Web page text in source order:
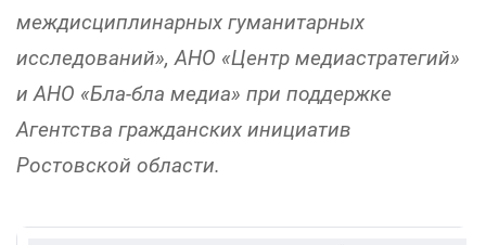
междисциплинарных гуманитарных
исследований», АНО «Центр медиастратегий»
и АНО «Бла-бла медиа» при поддержке
Агентства гражданских инициатив
Ростовской области.